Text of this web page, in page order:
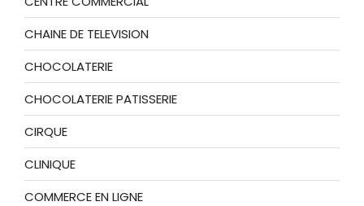
CHAINE DE TELEVISION
CHOCOLATERIE
CHOCOLATERIE PATISSERIE
CIRQUE
CLINIQUE
COMMERCE EN LIGNE